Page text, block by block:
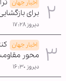
اخبار جهان
برای
دیروز ۱۷:۲۸
اخبار جهان
محور
دیروز ۱۶:۳۰